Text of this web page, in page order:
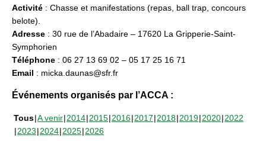
Activité : Chasse et manifestations (repas, ball trap, concours
belote).
Adresse : 30 rue de l’Abadaire – 17620 La Gripperie-Saint-
Symphorien
Téléphone : 06 27 13 69 02 – 05 17 25 16 71
Email : micka.daunas@sfr.fr
Événements organisés par l’ACCA :
Tous A venir 2014 2015 2016 2017 2018 2019 2020 2022
2023 2024 2025 2026